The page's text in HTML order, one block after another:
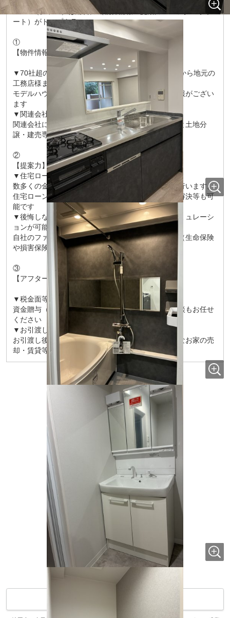
CRAS（クラス）は総合力（物件情報・提案力・アフターサポ
ート）がトップクラス
①
【物件情報】
▼70社超の提携建築会社様（大手ハウスメーカー様から地元の
工務店様まで）
モデルハウスの販売情報や建築会社様保有の土地情報がござい
ます
▼関連会社の新着・未公開物件情報
関連会社に中古不動産買取り専門のグッドバイバイと土地分
譲・建売専門の会社がございます
②
【提案力】
▼住宅ローンの知識が豊富
数多くの金融機関様の比較を行い、最適なご提案を行います。
住宅ローンの審査が通らなくて困っている方の問題解決等も可
能です
▼後悔しないお家の購入のために、ライフプランシミュレーシ
ョンが可能です
自社のファイナンシャルプランナーが家計の見直し（生命保険
や損害保険、通信費）も可能です
③
【アフターサポート】
▼税金面等のアドバイスが可能
資金贈与（援助）や住宅ローン控除のご案内やご相談もお任せ
ください
▼お引渡し後も定期的にご連絡いたします
お引渡し後のメンテナンス（リフォーム）、将来的なお家の売
却・賃貸等の運用までサポート